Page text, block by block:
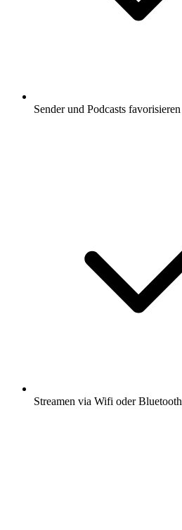
Sender und Podcasts favorisieren
Streamen via Wifi oder Bluetooth